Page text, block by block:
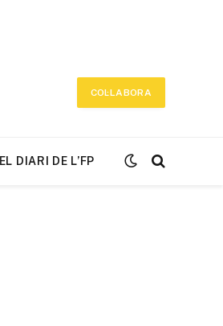
COL·LABORA
EL DIARI DE L’FP